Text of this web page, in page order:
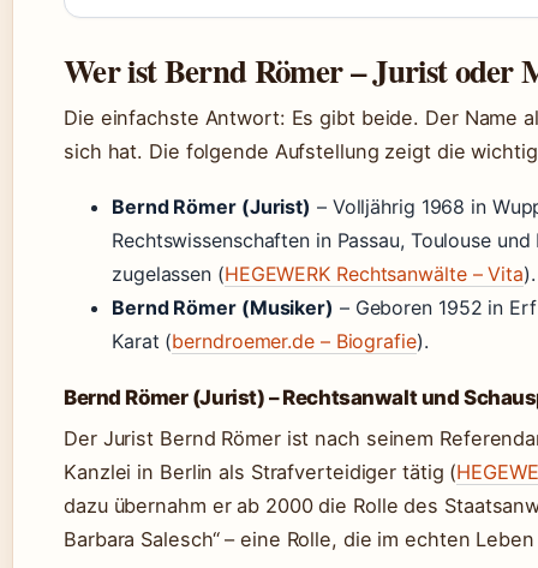
Wer ist Bernd Römer – Jurist oder
Die einfachste Antwort: Es gibt beide. Der Name
sich hat. Die folgende Aufstellung zeigt die
Bernd Römer (Jurist) – Volljährig 1968 in
Rechtswissenschaften in Passau, Toulouse
zugelassen (HEGEWERK Rechtsanwälte – Vita).
Bernd Römer (Musiker) – Geboren 1952 in
Karat (berndroemer.de – Biografie).
Bernd Römer (Jurist) – Rechtsanwalt und
Der Jurist Bernd Römer ist nach seinem
Kanzlei in Berlin als Strafverteidiger tätig (
dazu übernahm er ab 2000 die Rolle des
Barbara Salesch“ – eine Rolle, die im echten